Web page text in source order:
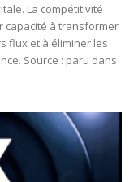
La compétitivité
capacité à transformer
flux et à éliminer les
Source : paru dans